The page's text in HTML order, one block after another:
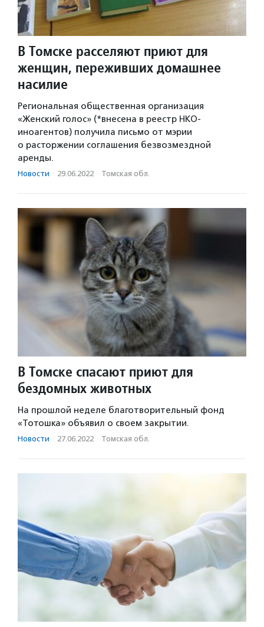
В Томске расселяют приют для
женщин, переживших домашнее
насилие
Региональная общественная организация
«Женский голос» (*внесена в реестр НКО-
иноагентов) получила письмо от мэрии
о расторжении соглашения безвозмездной
аренды.
Новости · 29.06.2022 · Томская обл.
В Томске спасают приют для
бездомных животных
На прошлой неделе благотворительный фонд
«Тотошка» объявил о своем закрытии.
Новости · 27.06.2022 · Томская обл.